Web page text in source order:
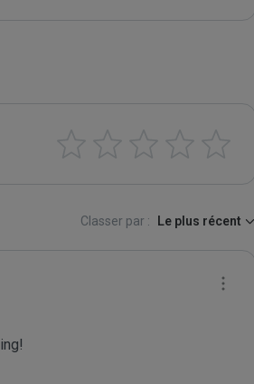
Classer par : Le plus récent